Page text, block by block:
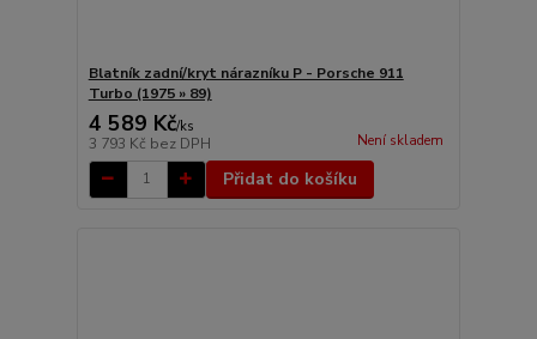
Blatník zadní/kryt nárazníku P - Porsche 911
Turbo (1975 » 89)
4 589 Kč/ks
3 793 Kč bez DPH Není skladem
Přidat do košíku